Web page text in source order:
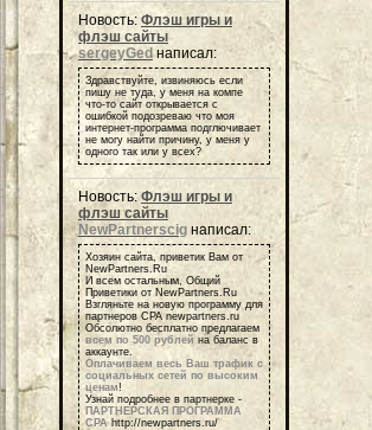
Новость: Флэш игры и
флэш сайты
sergeyGedнаписал:
Здравствуйте, извиняюсь если
пишу не туда, у меня на компе
что-то сайт открывается с
ошибкой подозреваю что моя
интернет-программа подглючивает
не могу найти причину, у меня у
одного так или у всех?
Новость:Флэш игры и
флэш сайты
NewPartnerscig написал:
Хозяин сайта, приветик Вам от
NewPartners.Ru
И всем остальным, Общий
Приветики от NewPartners.Ru
Взгляньте на новую программу для
партнеров СРА newpartners.ru
Обсолютно бесплатно предлагаем
всем по 500 рублей на баланс в
аккаунте.
Оплачиваем весь Ваш трафик с
социальных сетей по высоким
ценам!
Узнай подробнее в партнерке -
ПАРТНЕРСКАЯ ПРОГРАММА
СРАhttp://newpartners.ru/